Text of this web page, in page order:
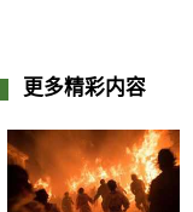
更多精彩内容